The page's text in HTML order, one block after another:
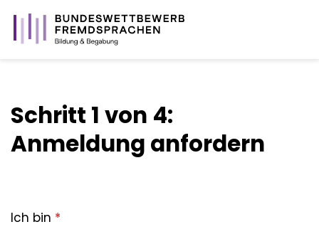
Schritt 1 von 4:
Anmeldung anfordern
Ich bin *